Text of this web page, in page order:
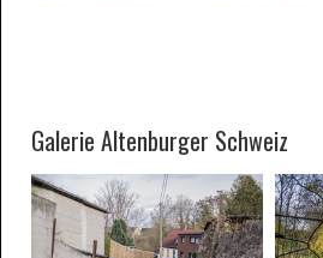
Galerie Altenburger Schweiz